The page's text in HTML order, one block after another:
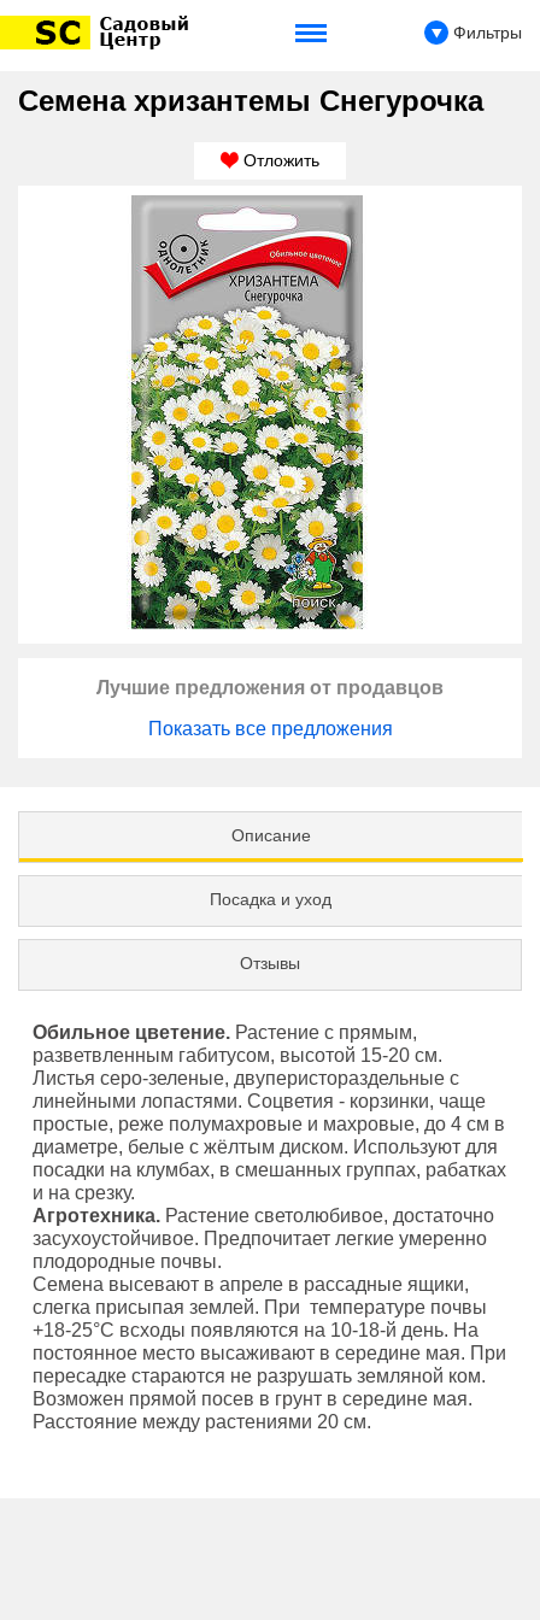
Фильтры
Семена хризантемы Снегурочка
Отложить
Лучшие предложения от продавцов
Показать все предложения
Описание
Посадка и уход
Отзывы
Обильное цветение. Растение с прямым,
разветвленным габитусом, высотой 15-20 см.
Листья серо-зеленые, двуперистораздельные с
линейными лопастями. Соцветия - корзинки, чаще
простые, реже полумахровые и махровые, до 4 см в
диаметре, белые с жёлтым диском. Используют для
посадки на клумбах, в смешанных группах, рабатках
и на срезку.
Агротехника. Растение светолюбивое, достаточно
засухоустойчивое. Предпочитает легкие умеренно
плодородные почвы.
Семена высевают в апреле в рассадные ящики,
слегка присыпая землей. При температуре почвы
+18-25°С всходы появляются на 10-18-й день. На
постоянное место высаживают в середине мая. При
пересадке стараются не разрушать земляной ком.
Возможен прямой посев в грунт в середине мая.
Расстояние между растениями 20 см.